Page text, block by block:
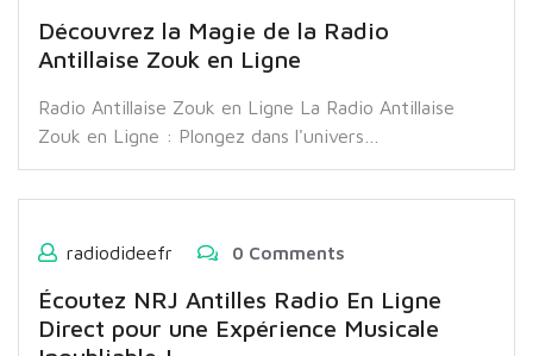
Découvrez la Magie de la Radio
Antillaise Zouk en Ligne
Radio Antillaise Zouk en Ligne La Radio Antillaise
Zouk en Ligne : Plongez dans l'univers…
radiodideefr 0 Comments
Écoutez NRJ Antilles Radio En Ligne
Direct pour une Expérience Musicale